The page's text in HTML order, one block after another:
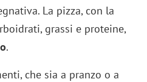
La pizza, con la
grassi e proteine,
.
che sia a pranzo o a